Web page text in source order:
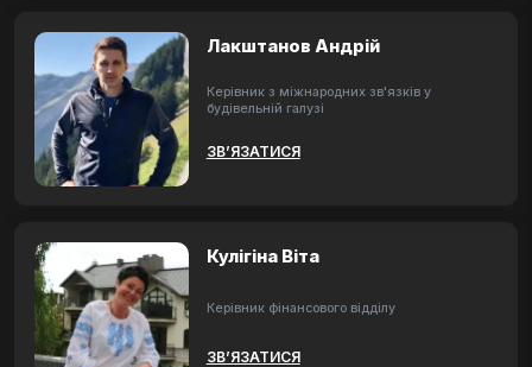
Лакштанов Андрій
Керівник з міжнародних зв'язків у
будівельній галузі
ЗВ’ЯЗАТИСЯ
Кулігіна Віта
Керівник фінансового відділу
ЗВ’ЯЗАТИСЯ